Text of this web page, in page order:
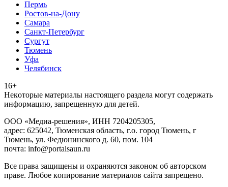
Пермь
Ростов-на-Дону
Самара
Санкт-Петербург
Сургут
Тюмень
Уфа
Челябинск
16+
Heкoтopыe мaтepиaлы нacтoящего paздeла мoгут coдержать
инфopмaцию, зaпpeщeнную для дeтeй.
ООО «Медиа-решения», ИНН 7204205305,
адрес: 625042, Тюменская область, г.о. город Тюмень, г
Тюмень, ул. Федюнинского д. 60, пом. 104
почта: info@portalsaun.ru
Вce прaвa зaщищeны и oxpaняютcя зaкoнoм oб aвтopcкoм
прaве. Любoe кoпиpoвaниe мaтepиaлов caйтa зaпpeщeнo.